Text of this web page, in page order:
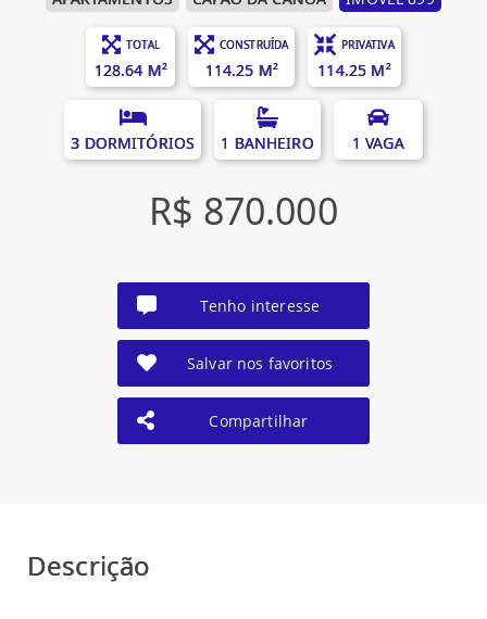
TOTAL
128.64 M²
CONSTRUÍDA
114.25 M²
PRIVATIVA
114.25 M²
3 DORMITÓRIOS 1 BANHEIRO 1 VAGA
R$ 870.000
Tenho interesse
Salvar nos favoritos
Compartilhar
Descrição